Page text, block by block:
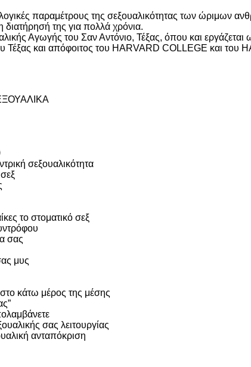
παραμέτρους της σεξουαλικότητας των ώριμων
της για πολλά χρόνια.
Αγωγής του Σαν Αντόνιο, Τέξας, όπου και εργάζεται
Τέξας και απόφοιτος του HARVARD COLLEGE και του
σεξουαλικότητα
το στοματικό σεξ
σας
μυς
στο κάτω μέρος της μέσης
σας λειτουργίας
ανταπόκριση